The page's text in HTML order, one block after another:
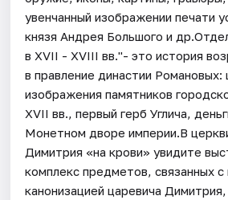
увенчанный изображении печати
князя Андрея Большого и
в XVII - XVIII вв."- это история
в правление династии Романовых:
изображения памятников
XVII вв., первый герб Углича,
Монетном дворе империи.В
Димитрия «на крови» увидите
комплекс предметов, связанных с
канонизацией царевича